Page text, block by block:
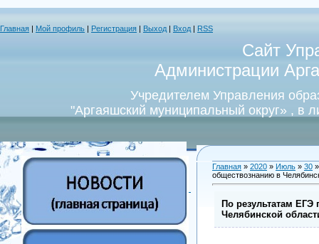
Главная Мой профиль Регистрация Выход Вход RSS
Сайт
Администрации
Учредителем Управления
"Аргаяшский муниципальный округ» , в
Главная » 2020 » Июль » 30
обществознанию в
По результатам
Челябинской